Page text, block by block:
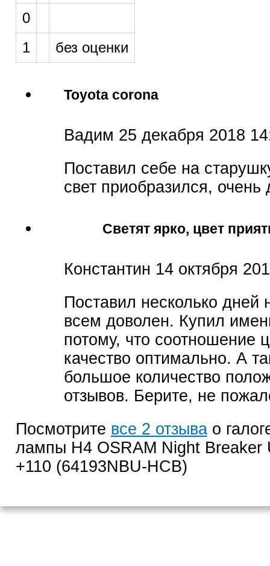
0
1
без оценки
Toyota corona
Вадим 25 декабря 2018
Поставил себе на
свет приобразился, очень
Светят ярко, цвет
Константин 14 октября
Поставил несколько дней
всем доволен. Купил
потому, что соотношение
качество оптимально. А
большое количество
отзывов. Берите, не
Посмотрите все 2 отзывао
лампы H4 OSRAM Night Breaker
+110 (64193NBU-HCB)